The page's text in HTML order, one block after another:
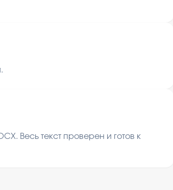
Весь текст проверен и готов к